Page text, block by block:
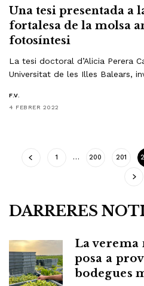
Una tesi presentada a
fortalesa de la molsa
fotosíntesi
La tesi doctoral d’Alicia Perera
Universitat de les Illes Balears,
F.V.
4 FEBRER 2022
1 … 200 201
DARRERES
La verema
posa a
bodegues